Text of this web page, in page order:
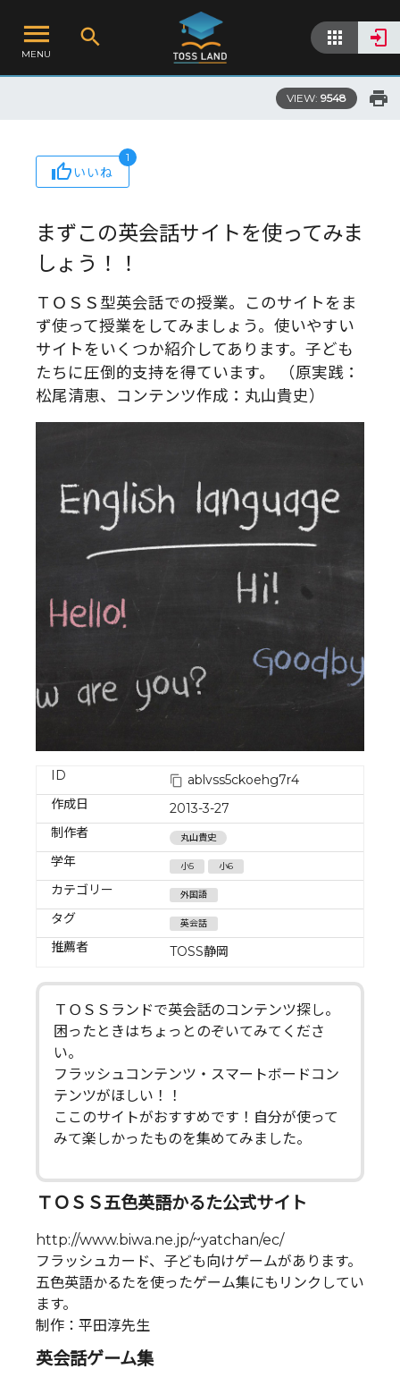
MENU
VIEW: 9548
いいね
1
まずこの英会話サイトを使ってみま
しょう！！
ＴＯＳＳ型英会話での授業。このサイトをま
ず使って授業をしてみましょう。使いやすい
サイトをいくつか紹介してあります。子ども
たちに圧倒的支持を得ています。 （原実践：
松尾清恵、コンテンツ作成：丸山貴史）
ID
ablvss5ckoehg7r4
作成日
2013-3-27
制作者
丸山貴史
学年 小5 小6
カテゴリー 外国語
タグ 英会話
推薦者 TOSS静岡
ＴＯＳＳランドで英会話のコンテンツ探し。
困ったときはちょっとのぞいてみてくださ
い。
フラッシュコンテンツ・スマートボードコン
テンツがほしい！！
ここのサイトがおすすめです！自分が使って
みて楽しかったものを集めてみました。
ＴＯＳＳ五色英語かるた公式サイト
http://www.biwa.ne.jp/~yatchan/ec/
フラッシュカード、子ども向けゲームがあります。
五色英語かるたを使ったゲーム集にもリンクしてい
ます。
制作：平田淳先生
英会話ゲーム集